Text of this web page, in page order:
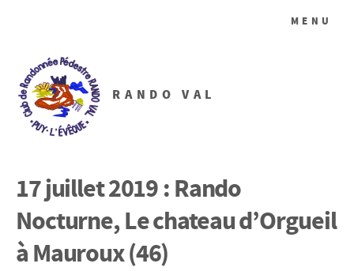
RANDO VAL
MENU
17 juillet 2019 : Rando
Nocturne, Le chateau d’Orgueil
à Mauroux (46)